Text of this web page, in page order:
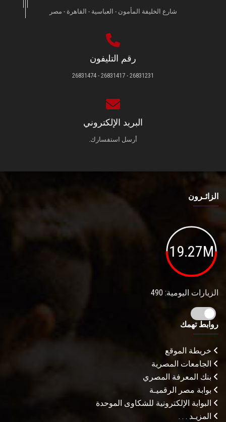
شارع الخليفة المأمون - العباسية - القاهرة - مصر
رقم التليفون
26831231 - 26831417 - 26831474
البريد الإلكتروني
أرسل استفسارك.
الزائـرون
19.27M
الزيارات اليومية: 490
روابط تهمك
خريطة الموقع
الجامعات المصرية
بنك المعرفة المصري
بوابة مصر الرقميـة
البوابة الإلكترونية للشكاوى الموحدة
المزيـد . . .